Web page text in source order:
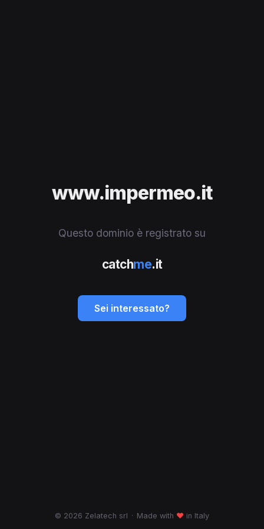
www.impermeo.it
Questo dominio è registrato su
catchme.it
Sei interessato?
© 2026 Zelatech srl · Made with ♥ in Italy